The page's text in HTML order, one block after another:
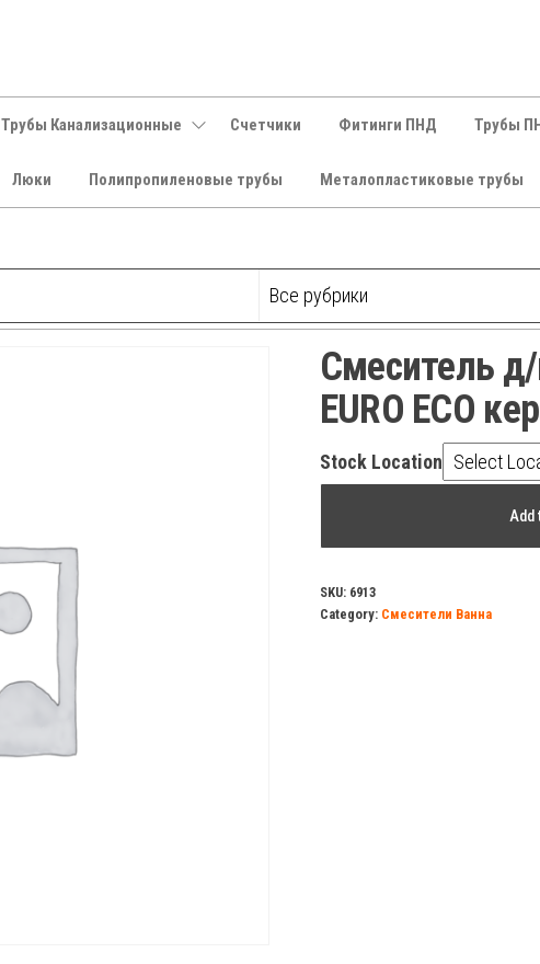
Трубы Канализационные Счетчики Фитинги ПНД Трубы
Люки Полипропиленовые трубы Металопластиковые трубы
Смеситель
EURO ECO
Stock Location
ARMATA
143
Add
SKU: 6913
Category: Смесители Ванна